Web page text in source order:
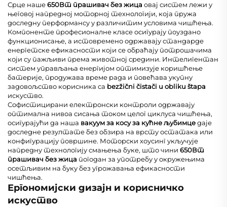
Срце наше650Вт прашивач без жица овај систем лежи у
његовој напредној моторној технологији, која пружа
доследну перформансу у различитим условима чишћења.
Компоненте професионалне класе осигурају поуздано
функционисање, а истовремено одржавају стандарде
енергетске ефикасности који се обраћају потрошачима
који су пажљиви према животној средини. Интелигентан
систем управљања енергијом оптимизује коришћење
батерије, продужава време рада и повећава укупну
задовољство корисника са bezžični čistači u obliku štapa
искуство.
Софистицирани електронски контроли одржавају
оптимална нивоа сисања током целог циклуса чишћења,
осигурајући да наша вакуум за косу за кућне љубимцедаје
доследне резултате без обзира на врсту остатака или
конфигурацију површине. Моторски хоусинг укључује
напредну технологију смањења буке, што чини 650Вт
прашивач без жица погодан за употребу у окружењима
осетљивим на буку без угрожавања ефикасности
чишћења.
Ергономијски дизајн и корисничко
искуство